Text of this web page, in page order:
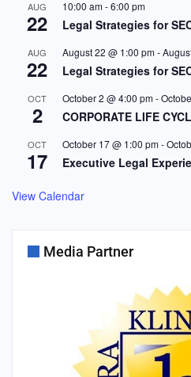
AUG
22
10:00 am-6:00 pm
Legal Strategies for
AUG
22
August 22 @ 1:00 pm-
Legal Strategies for
OCT
2
October 2 @ 4:00 pm-
CORPORATE LIFE
OCT
17
October 17 @ 1:00 pm-
Executive Legal
View Calendar
Media Partner